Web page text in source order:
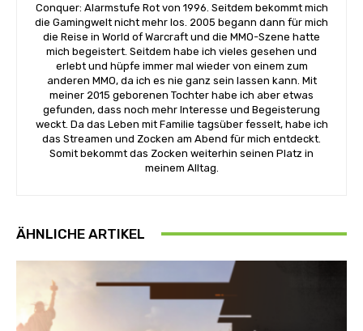
Conquer: Alarmstufe Rot von 1996. Seitdem bekommt mich
die Gamingwelt nicht mehr los. 2005 begann dann für mich
die Reise in World of Warcraft und die MMO-Szene hatte
mich begeistert. Seitdem habe ich vieles gesehen und
erlebt und hüpfe immer mal wieder von einem zum
anderen MMO, da ich es nie ganz sein lassen kann. Mit
meiner 2015 geborenen Tochter habe ich aber etwas
gefunden, dass noch mehr Interesse und Begeisterung
weckt. Da das Leben mit Familie tagsüber fesselt, habe ich
das Streamen und Zocken am Abend für mich entdeckt.
Somit bekommt das Zocken weiterhin seinen Platz in
meinem Alltag.
ÄHNLICHE ARTIKEL